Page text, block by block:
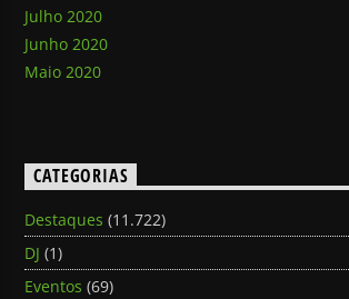
Julho 2020
Junho 2020
Maio 2020
CATEGORIAS
Destaques (11.722)
DJ (1)
Eventos (69)